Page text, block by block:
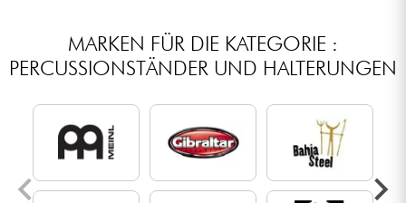
MARKEN FÜR DIE KATEGORIE :
PERCUSSIONSTÄNDER UND HALTERUNGEN